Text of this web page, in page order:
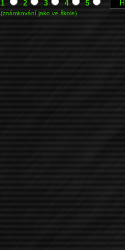
1 2 3 4 5
(známkování jako ve škole)